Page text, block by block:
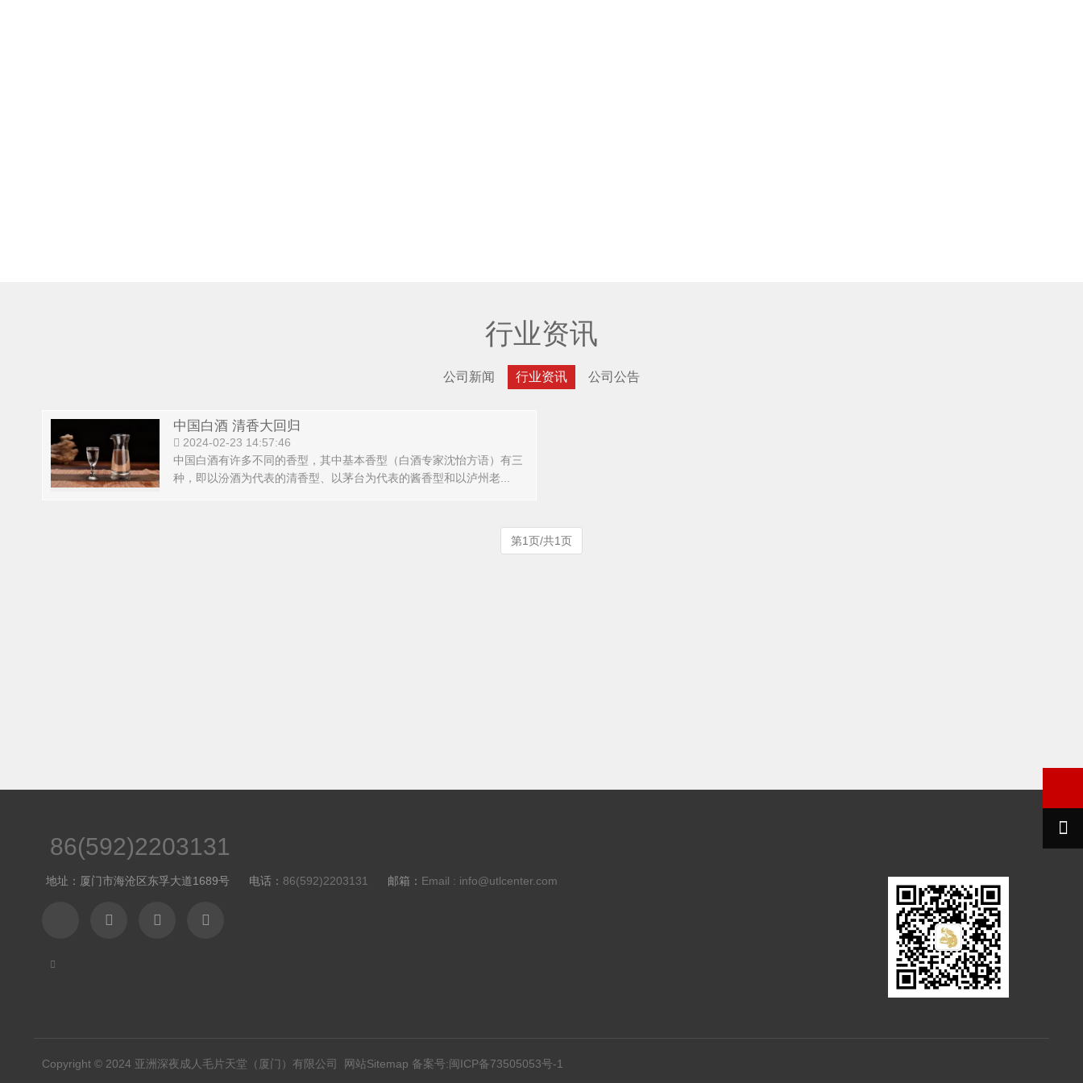
行业资讯
公司新闻 行业资讯 公司公告
中国白酒 清香大回归
2024-02-23 14:57:46
中国白酒有许多不同的香型，其中基本香型（白酒专家沈怡方语）有三
种，即以汾酒为代表的清香型、以茅台为代表的酱香型和以泸州老...
第1页/共1页
86(592)2203131
地址：厦门市海沧区东孚大道1689号 电话： 86(592)2203131 邮箱： Email : info@utlcenter.com
Copyright © 2024 亚洲深夜成人毛片天堂（厦门）有限公司 网站Sitemap 备案号:闽ICP备73505053号-1